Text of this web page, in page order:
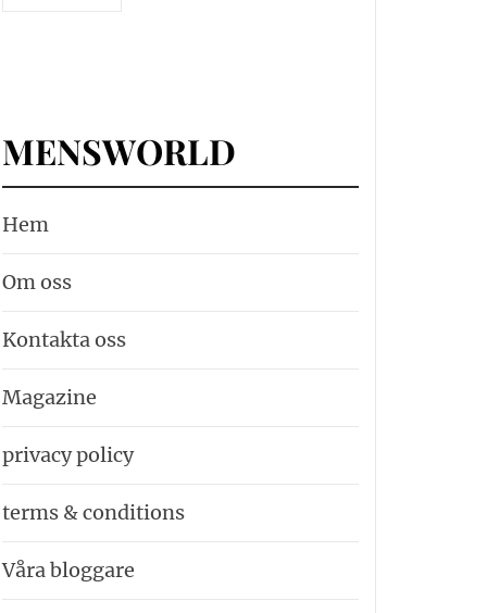
MENSWORLD
Hem
Om oss
Kontakta oss
Magazine
privacy policy
terms & conditions
Våra bloggare